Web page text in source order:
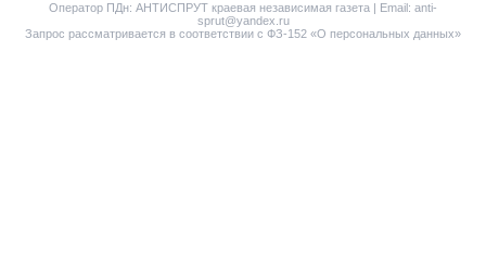
Оператор ПДн: АНТИСПРУТ краевая независимая газета | Email: anti-
sprut@yandex.ru
Запрос рассматривается в соответствии с ФЗ-152 «О персональных данных»